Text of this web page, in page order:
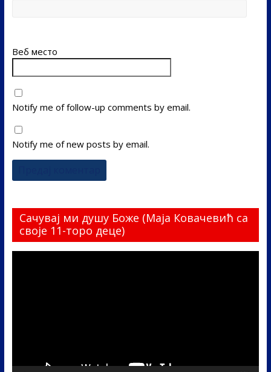
Веб место
Notify me of follow-up comments by email.
Notify me of new posts by email.
Сачувај ми душу Боже (Маја Ковачевић са
своје 11-торо деце)